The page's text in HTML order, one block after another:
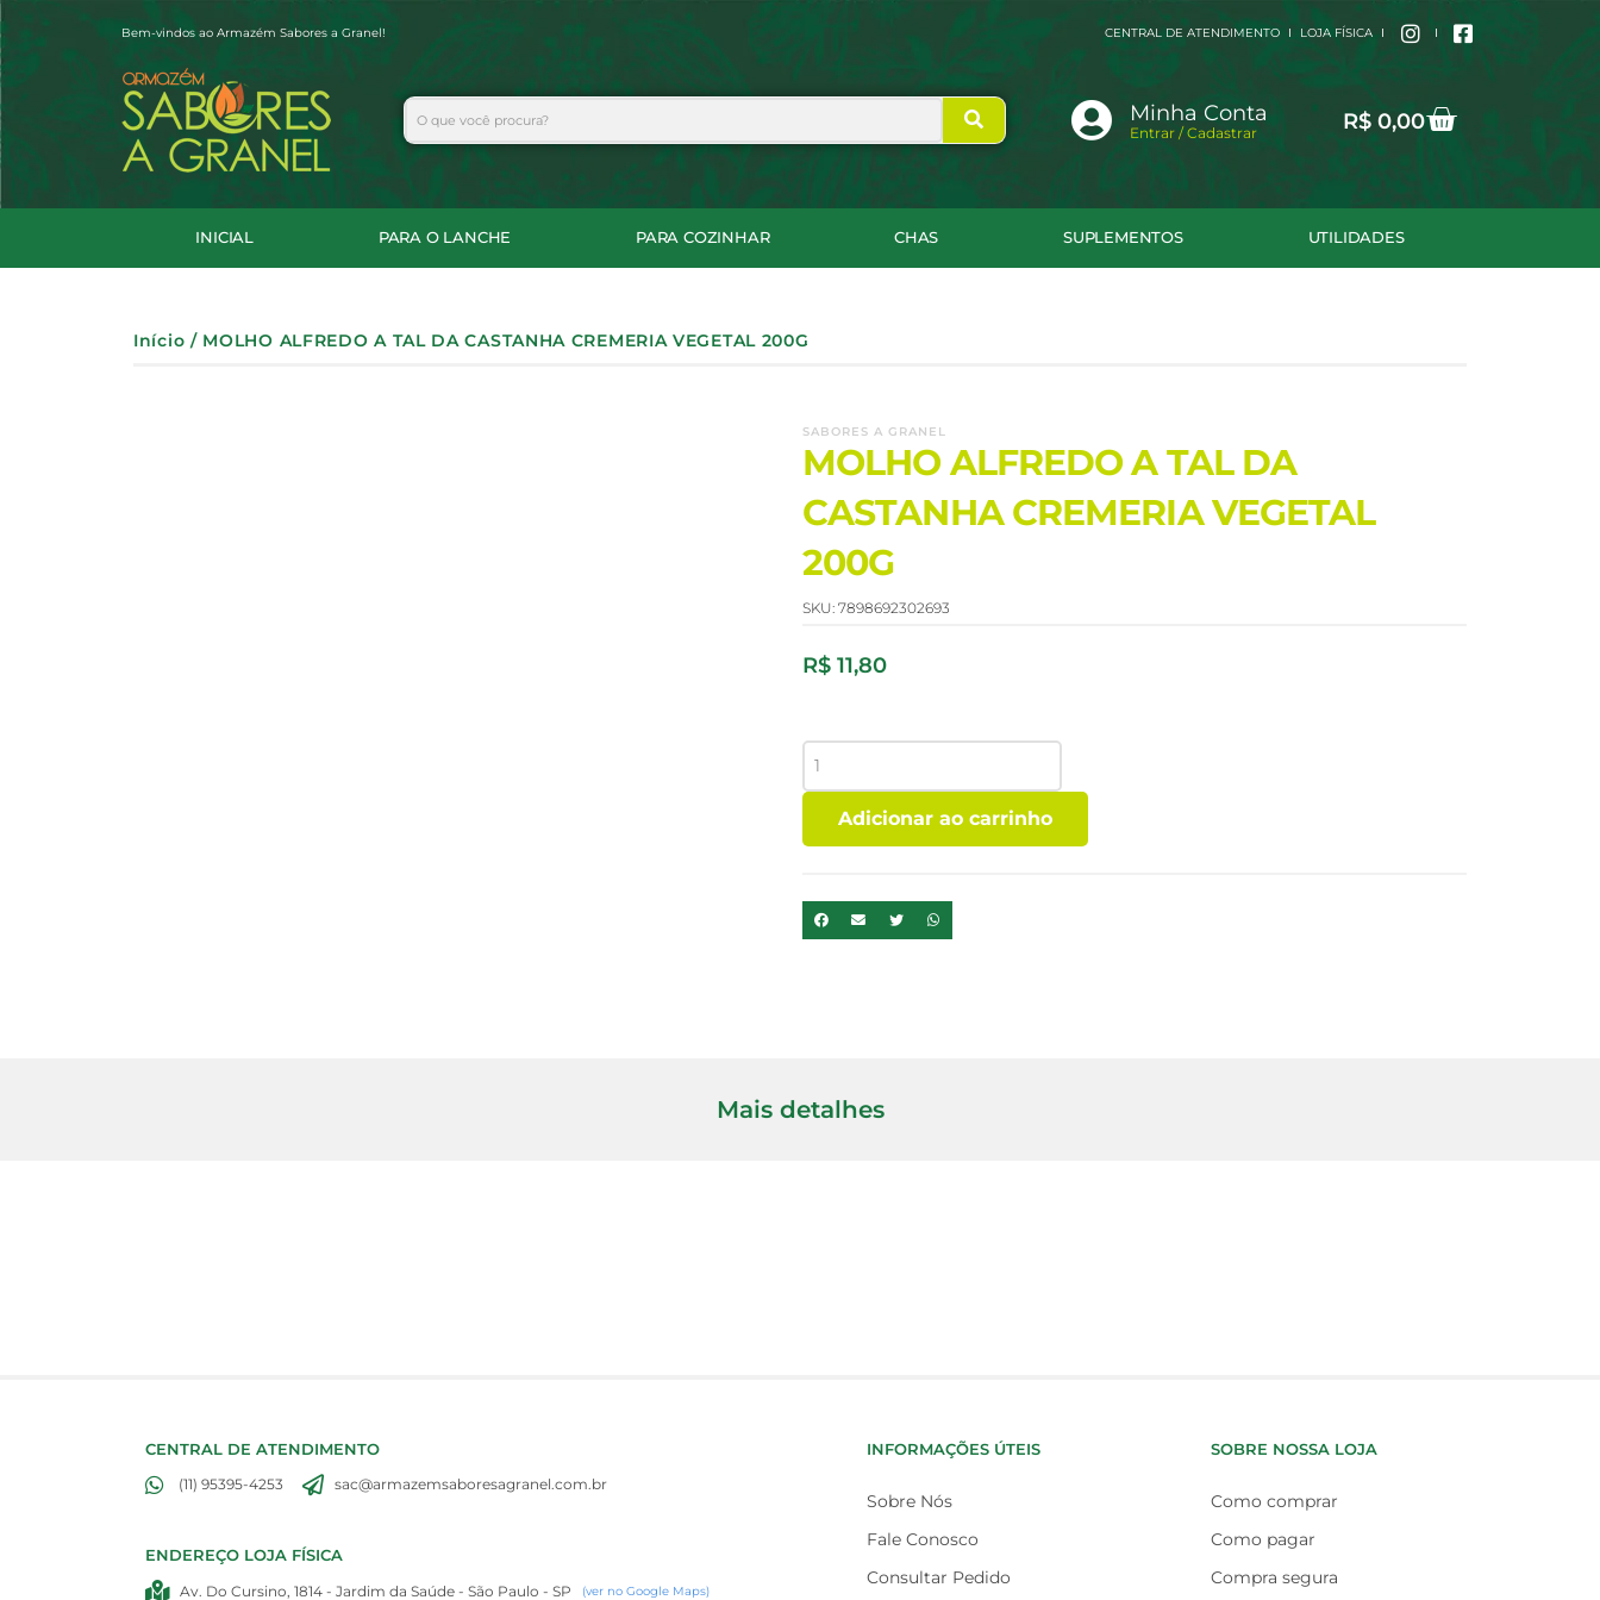
para
o
conteúdo
Bem-vindos ao Armazém Sabores a Granel! CENTRAL DE ATENDIMENTO LOJA FÍSICA
Search Minha Conta
Entrar / Cadastrar R$ 0,00Cart
INICIAL PARA O LANCHE PARA COZINHAR CHAS SUPLEMENTOS UTILIDADES
Início / MOLHO ALFREDO A TAL DA CASTANHA CREMERIA VEGETAL 200G
SABORES A GRANEL
MOLHO ALFREDO A TAL DA
CASTANHA CREMERIA VEGETAL
200G
SKU: 7898692302693
R$11,80
CREMERIA
VEGETAL
Adicionar ao carrinho
Mais detalhes
CENTRAL DE ATENDIMENTO
(11) 95395-4253 sac@armazemsaboresagranel.com.br
ENDEREÇO LOJA FÍSICA
Av. Do Cursino, 1814 - Jardim da Saúde - São Paulo - SP (ver no Google Maps)
INFORMAÇÕES ÚTEIS
Sobre Nós
Fale Conosco
Consultar Pedido
SOBRE NOSSA LOJA
Como comprar
Como pagar
Compra segura